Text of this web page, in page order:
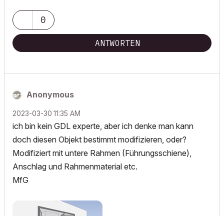
0
ANTWORTEN
Anonymous
‎2023-03-30 11:35 AM
ich bin kein GDL experte, aber ich denke man kann
doch diesen Objekt bestimmt modifizieren, oder?
Modifiziert mit untere Rahmen (Führungsschiene),
Anschlag und Rahmenmaterial etc.
MfG